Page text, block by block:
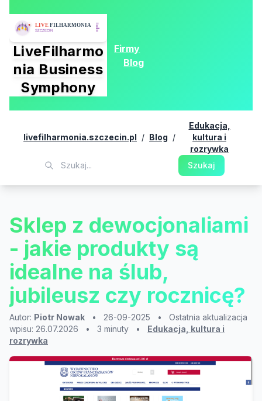
LiveFilharmo
nia Business
Symphony
Firmy
Blog
livefilharmonia.szczecin.pl / Blog /
Edukacja,
kultura i
rozrywka
Szukaj
Sklep z dewocjonaliami
- jakie produkty są
idealne na ślub,
jubileusz czy rocznicę?
Autor: Piotr Nowak • 26-09-2025 •
Ostatnia aktualizacja
wpisu: 26.07.2026
• 3 minuty •
Edukacja, kultura i
rozrywka